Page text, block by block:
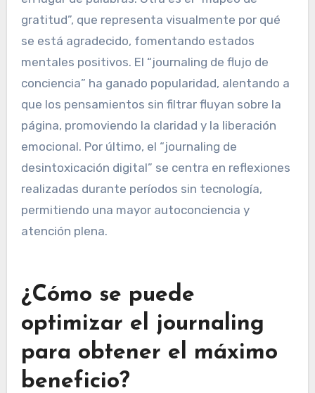
En los últimos años, han surgido prácticas de
journaling raras que mejoran la autorreflexión y
la salud mental. Una práctica notable es el
“journaling visual”, donde las personas expresan
pensamientos a través de dibujos e imágenes
en lugar de palabras. Otra es el “mapeo de
gratitud”, que representa visualmente por qué
se está agradecido, fomentando estados
mentales positivos. El “journaling de flujo de
conciencia” ha ganado popularidad, alentando a
que los pensamientos sin filtrar fluyan sobre la
desintoxicación digital” se centra en reflexiones
realizadas durante períodos sin tecnología,
permitiendo una mayor autoconciencia y
atención plena.